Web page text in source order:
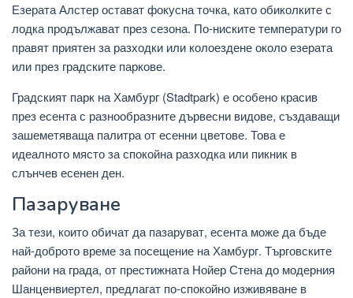
Езерата Алстер остават фокусна точка, като обиколките с
лодка продължават през сезона. По-ниските температури го
правят приятен за разходки или колоездене около езерата
или през градските паркове.
Градският парк на Хамбург (Stadtpark) е особено красив
през есента с разнообразните дървесни видове, създаващи
зашеметяваща палитра от есенни цветове. Това е
идеалното място за спокойна разходка или пикник в
слънчев есенен ден.
Пазаруване
За тези, които обичат да пазаруват, есента може да бъде
най-доброто време за посещение на Хамбург. Търговските
райони на града, от престижната Нойер Стена до модерния
Шанценвиертел, предлагат по-спокойно изживяване в